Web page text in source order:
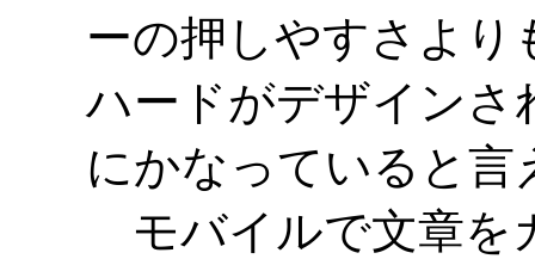
ーの押しやすさよ
ハードがデザインさ
にかなっていると言
モバイルで文章を